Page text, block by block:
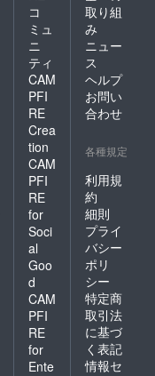
コ
ミュ
ニ
ティ
CAM
PFI
RE
Crea
tion
CAM
PFI
RE
for
Soci
al
Goo
d
CAM
PFI
RE
for
Ente
取り組
み
ニュー
ス
ヘルプ
お問い
合わせ
各種規定
利用規
約
細則
プライ
バシー
ポリ
シー
特定商
取引法
に基づ
く表記
情報セ